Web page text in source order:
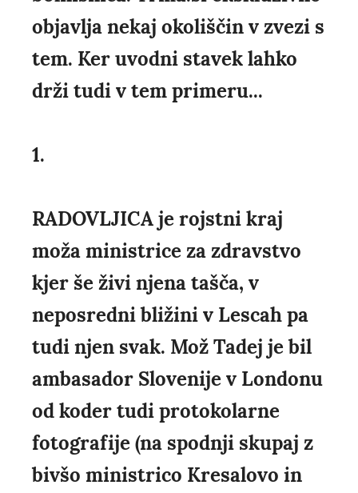
objavlja nekaj okoliščin v zvezi s
tem. Ker uvodni stavek lahko
drži tudi v tem primeru...
1.
RADOVLJICA je rojstni kraj
moža ministrice za zdravstvo
kjer še živi njena tašča, v
neposredni bližini v Lescah pa
tudi njen svak. Mož Tadej je bil
ambasador Slovenije v Londonu
od koder tudi protokolarne
fotografije (na spodnji skupaj z
bivšo ministrico Kresalovo in